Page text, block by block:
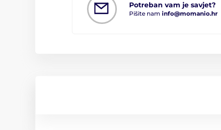
Potreban vam je savjet?
Pišite nam info@momanio.hr